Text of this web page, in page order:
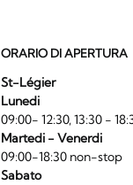
ORARIO DI APERTURA
St-Légier
Lunedi
09:00- 12:30, 13:30 -
Martedi - Venerdi
09:00-18:30 non-stop
Sabato